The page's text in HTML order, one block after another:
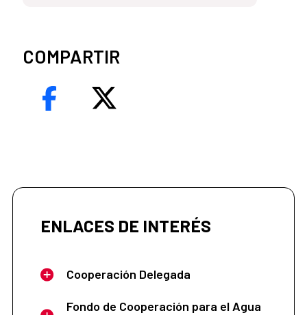
COMPARTIR
ENLACES DE INTERÉS
Cooperación Delegada
Fondo de Cooperación para el Agua